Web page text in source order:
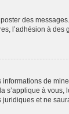
des
l’adhésion à
de
à
et ne